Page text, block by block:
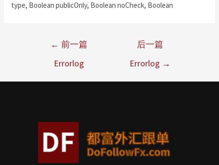
type, Boolean publicOnly, Boolean noCheck, Boolean
← 前一篇
Errorlog
后一篇
Errorlog →